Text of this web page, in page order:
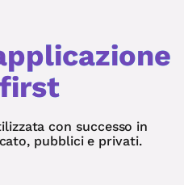
con successo in
pubblici e privati.